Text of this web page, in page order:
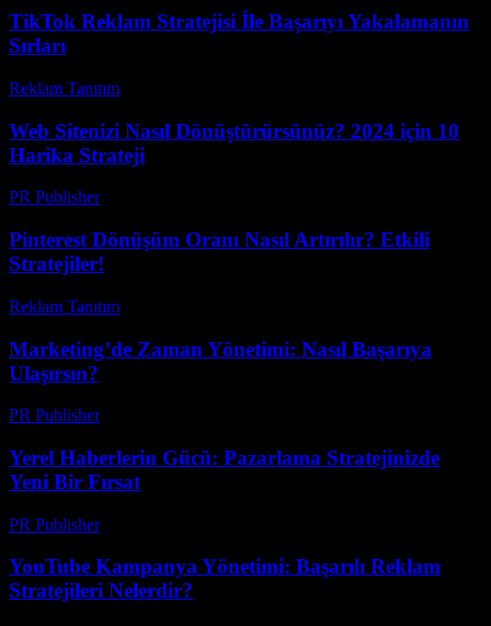
TikTok Reklam Stratejisi İle Başarıyı Yakalamanın
Sırları
Reklam Tanıtım
Web Sitenizi Nasıl Dönüştürürsünüz? 2024 için 10
Harika Strateji
PR Publisher-
Pinterest Dönüşüm Oranı Nasıl Artırılır? Etkili
Stratejiler!
Reklam Tanıtım
Marketing’de Zaman Yönetimi: Nasıl Başarıya
Ulaşırsın?
PR Publisher-
Yerel Haberlerin Gücü: Pazarlama Stratejinizde
Yeni Bir Fırsat
PR Publisher-
YouTube Kampanya Yönetimi: Başarılı Reklam
Stratejileri Nelerdir?